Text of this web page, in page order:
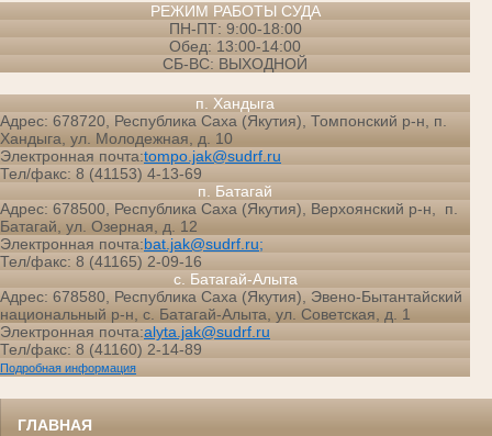
РЕЖИМ РАБОТЫ СУДА
ПН-ПТ: 9:00-18:00
Обед: 13:00-14:00
СБ-ВС: ВЫХОДНОЙ
п. Хандыга
Адрес: 678720, Республика Саха (Якутия), Томпонский р-н, п.
Хандыга, ул. Молодежная, д. 10
Электронная почта:tompo.jak@sudrf.ru
Тел/факс: 8 (41153) 4-13-69
п. Батагай
Адрес: 678500, Республика Саха (Якутия), Верхоянский р-н, п.
Батагай, ул. Озерная, д. 12
Электронная почта:bat.jak@sudrf.ru;
Тел/факс: 8 (41165) 2-09-16
с. Батагай-Алыта
Адрес: 678580, Республика Саха (Якутия), Эвено-Бытантайский
национальный р-н, с. Батагай-Алыта, ул. Советская, д. 1
Электронная почта:alyta.jak@sudrf.ru
Тел/факс: 8 (41160) 2-14-89
Подробная информация
ГЛАВНАЯ